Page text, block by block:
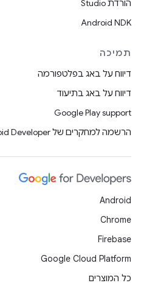
הורדת Studio
Android NDK
תמיכה
דיווח על באג בפלטפורמה
דיווח על באג בתיעוד
Google Play support
הרשמה למחקרים של Android Developer
Android
Chrome
Firebase
Google Cloud Platform
כל המוצרים